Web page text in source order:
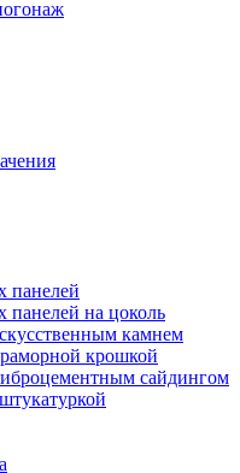
панелей
на цоколь
камнем
крошкой
сайдингом